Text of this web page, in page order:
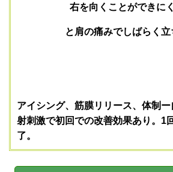
右を向くことができにくく
と肩の痛みでしばらく立ち
アイシング、筋膜リリース、体制
射刺激で初回での改善効果あり。1
了。